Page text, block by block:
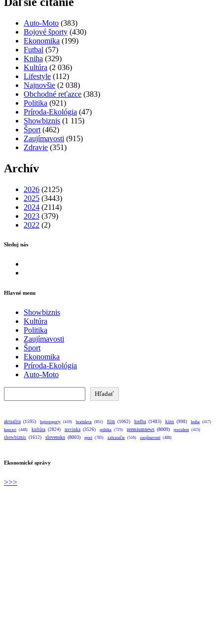
Auto-Moto (383)
Bojové športy (430)
Ekonomika (199)
Futbal (57)
Kniha (329)
Kultúra (2 036)
Lifestyle (112)
Najnovšie (2 038)
Obchodné reťazce (383)
Politika (921)
Príroda-Ekológia (47)
Showbiznis (1 115)
Šport (462)
Zaujímavosti (915)
Zdravie (351)
Archív
2026 (2125)
2025 (3443)
2024 (2114)
2023 (379)
2022 (2)
Sleduj nás
Hlavné menu
Showbiznis
Kultúra
Politika
Zaujímavosti
Šport
Ekonomika
Príroda-Ekológia
Auto-Moto
Hľadať
aktualita (1595) bojovesporty (419) bratislava (851) film (1062) hudba (1483) kino (998) kniha (417)
koncert (448) kultúra (2824) novinka (3526) politika (725) premiumnews (8009) prezident (415)
showbiznis (1612) slovensko (8003) sport (785) zahraničie (516) zaujímavosti (488)
Ekonomické správy
>>>